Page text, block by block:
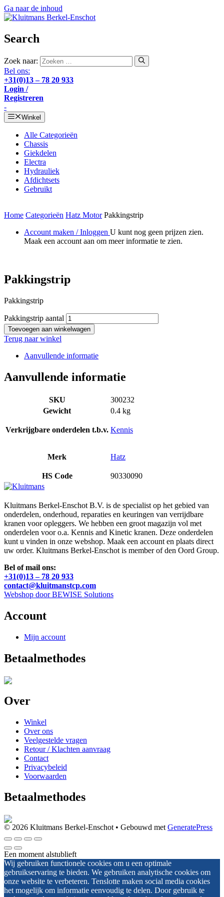
Ga naar de inhoud
Search
Zoek naar:
Bel ons:
+31(0)13 – 78 20 933
Login /
Registreren
-
Winkel
Alle Categorieën
Chassis
Giekdelen
Electra
Hydrauliek
Afdichtsets
Gebruikt
Home Categorieën Hatz Motor Pakkingstrip
Account maken / Inloggen U kunt nog geen prijzen zien.
Maak een account aan om meer informatie te zien.
Pakkingstrip
Pakkingstrip
Pakkingstrip aantal
Toevoegen aan winkelwagen
Terug naar winkel
Aanvullende informatie
Aanvullende informatie
SKU
300232
Gewicht
0.4 kg
Verkrijgbare onderdelen t.b.v. Kennis
Merk Hatz
HS Code 90330090
Kluitmans Berkel-Enschot B.V. is de specialist op het gebied van
onderdelen, onderhoud, reparaties en keuringen van verrijdbare
kranen voor opleggers. We hebben een groot magazijn vol met
onderdelen voor o.a. Kennis and Kinetic kranen. Deze onderdelen
kunt u vinden in onze webshop. Maak een account en plaats direct
uw order. Kluitmans Berkel-Enschot is member of den Oord Group.
Bel of mail ons:
+31(0)13 – 78 20 933
contact@kluitmanstcp.com
Webshop door BEWISE Solutions
Account
Mijn account
Betaalmethodes
Over
Winkel
Over ons
Veelgestelde vragen
Retour / Klachten aanvraag
Contact
Privacybeleid
Voorwaarden
Betaalmethodes
© 2026 Kluitmans Berkel-Enschot • Gebouwd met GeneratePress
Een moment alstublieft
Wij gebruiken functionele cookies om u een optimale
gebruikservaring te bieden. We gebruiken analytische cookies om
onze website te verbeteren. Tenslotte maken social media cookies
het mogelijk om informatie eenvoudig te delen. Door gebruik te